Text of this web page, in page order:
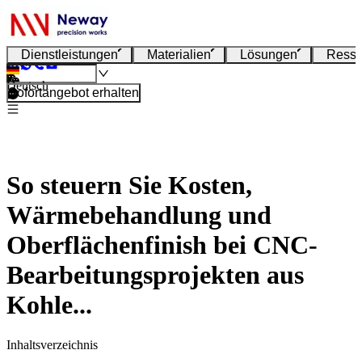
Dienstleistungen Materialien Lösungen
Deutsch
Sofortangebot erhalten
So steuern Sie Kosten,
Wärmebehandlung und
Oberflächenfinish bei CNC-
Bearbeitungsprojekten aus
Kohle...
Inhaltsverzeichnis